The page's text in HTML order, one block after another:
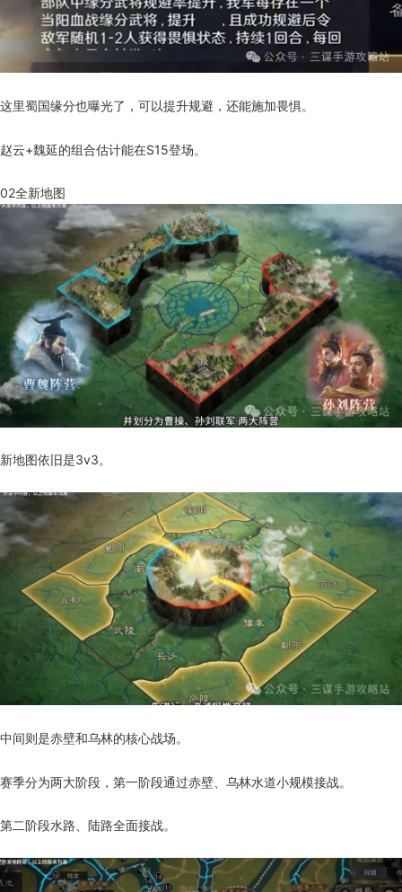
这里蜀国缘分也曝光了，可以提升规避，还能施加畏惧。
赵云+魏延的组合估计能在S15登场。
02全新地图
新地图依旧是3v3。
中间则是赤壁和乌林的核心战场。
赛季分为两大阶段，第一阶段通过赤壁、乌林水道小规模接战。
第二阶段水路、陆路全面接战。